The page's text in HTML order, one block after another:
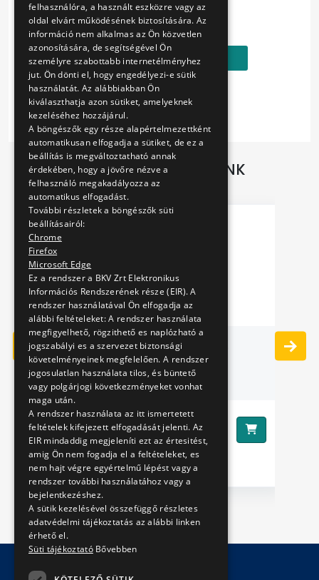
Ár:
850 Ft
Kosárba
TOVÁBBI AJÁNLATAINK
3D PILLOW - HÉV MX
Ár:8890 Ft
felhasználóra, a használt eszközre vagy az
oldal elvárt működésének biztosítására. Az
információ nem alkalmas az Ön közvetlen
azonosítására, de segítségével Ön
személyre szabottabb internetélményhez
jut. Ön dönti el, hogy engedélyezi-e sütik
használatát. Az alábbiakban Ön
kiválaszthatja azon sütiket, amelyeknek
kezeléséhez hozzájárul.
A böngészők egy része alapértelmezettként
automatikusan elfogadja a sütiket, de ez a
beállítás is megváltoztatható annak
érdekében, hogy a jövőre nézve a
felhasználó megakadályozza az
automatikus elfogadást.
További részletek a böngészők süti
beállításairól:
Chrome
Firefox
Microsoft Edge
Ez a rendszer a BKV Zrt Elektronikus
Információs Rendszerének része (EIR). A
rendszer használatával Ön elfogadja az
alábbi feltételeket: A rendszer használata
megfigyelhető, rögzithető es naplózható a
jogszabályi es a szervezet biztonsági
követelményeinek megfelelően. A rendszer
jogosulatlan használata tilos, és büntető
vagy polgárjogi következményeket vonhat
maga után.
A rendszer használata az itt ismertetett
feltételek kifejezett elfogadását jelenti. Az
EIR mindaddig megjeleníti ezt az értesitést,
amig Ön nem fogadja el a feltételeket, es
nem hajt végre egyértelmű lépést vagy a
rendszer további használatához vagy a
bejelentkezéshez.
A sütik kezelésével összefüggő részletes
adatvédelmi tájékoztatás az alábbi linken
érhető el.
Süti tájékoztató Bővebben